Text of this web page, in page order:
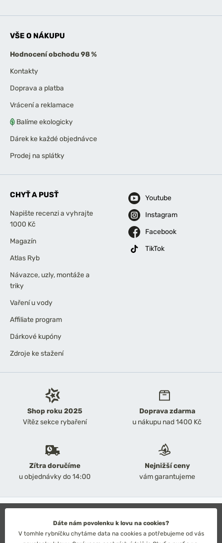
Shop roku 2025
Vítěz sekce rybaření
Doprava zdarma
u nákupu nad 1400 Kč
Zítra doručíme
u objednávky do 14:00
Nejnižší ceny
vám garantujeme
VŠE O NÁKUPU
Hodnocení obchodu 98 %
Kontakty
Doprava a platba
Vrácení a reklamace
Balíme ekologicky
Dárek ke každé objednávce
Prodej na splátky
CHYŤ A PUSŤ
Napište recenzi a vyhrajte
1000 Kč
Magazín
Atlas Ryb
Návazce, uzly, montáže a
triky
Vaření u vody
Affiliate program
Dárkové kupóny
Zdroje ke stažení
Youtube
Instagram
Facebook
TikTok
Obchodní podmínky
Ochrana osobních údajů
Dáte nám povolenku k lovu na cookies?
V tomhle rybníčku chytáme data na cookies a potřebujeme od vás